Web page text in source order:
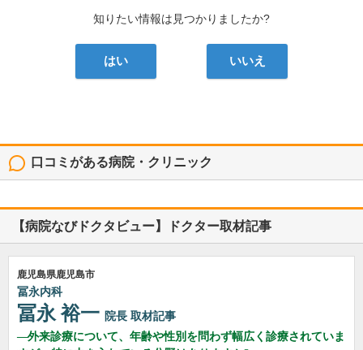
知りたい情報は見つかりましたか?
はい いいえ
口コミがある病院・クリニック
鹿児島県鹿児島市長田町14-3
口コミ: 1件
大きい病院ですが、スタッフの対応がとても丁寧で親切でした。具合が悪くて
不安を抱えて病院に行きましたが、まず受付スタッフが...
うるた内科